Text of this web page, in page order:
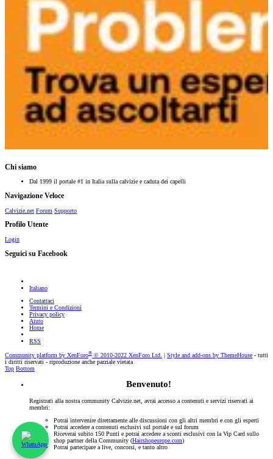
Chi siamo
Dal 1999 il portale #1 in Italia sulla calvizie e caduta dei capelli
Navigazione Veloce
Calvizie.net Forum Supporto
Profilo Utente
Login
Seguici su Facebook
Italiano
Contattaci
Termini e Condizioni
Privacy policy
Aiuto
Home
RSS
Community platform by XenForo® © 2010-2022 XenForo Ltd. | Style and add-ons by ThemeHouse - tutti
i diritti riservati - riproduzione anche parziale vietata
Top Bottom
Benvenuto!
Registrati alla nostra community Calvizie.net, avrai accesso a contenuti e servizi riservati ai
membri:
Potrai intervenire direttamente alle discussioni con gli altri membri e con gli esperti
Potrai accedere a contenuti esclusivi sul portale e sul forum
Riceverai subito 150 Punti e potrai accedere a sconti esclusivi con la Vip Card sullo
shop partner della Community (Hairshopeurope.com)
Potrai partecipare a live, concorsi, e tanto altro